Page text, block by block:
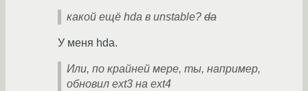
какой ещё hda в unstable? da
У меня hda.
Или, по крайней мере, ты, например,
обновил ext3 на ext4